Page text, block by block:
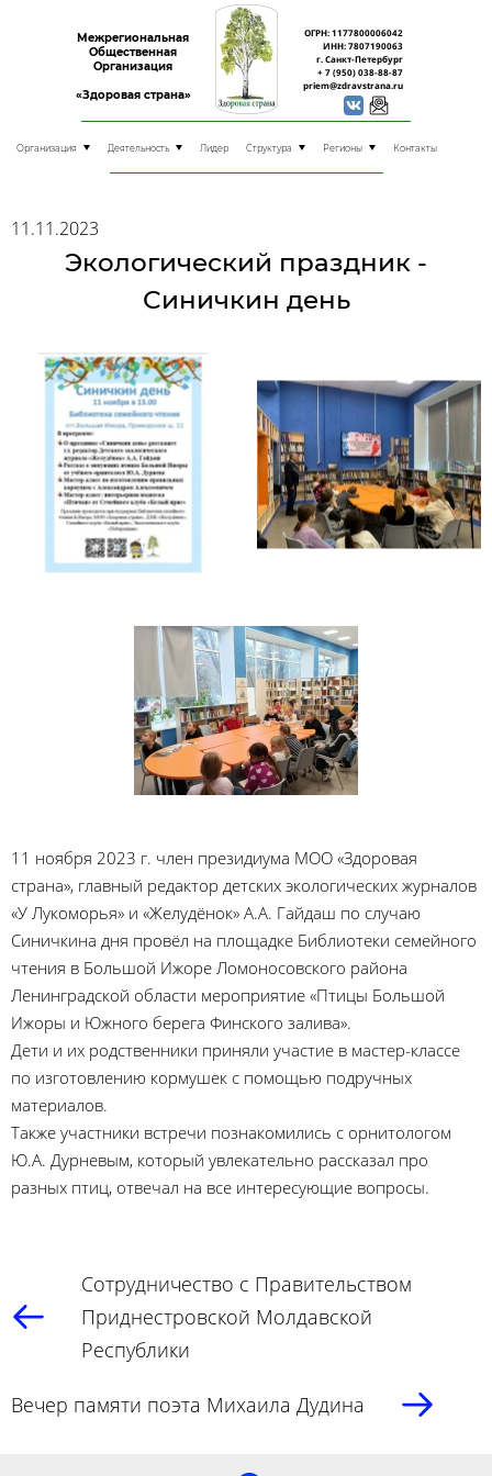
Межрегиональная
Общественная
Организация
«Здоровая страна»
ОГРН: 1177800006042
ИНН: 7807190063
г. Санкт-Петербург
+ 7 (950) 038-88-87
priem@zdravstrana.ru
Организация Деятельность Лидер Структура Регионы Контакты
11.11.2023
Экологический праздник -
Синичкин день
11 ноября 2023 г. член президиума МОО «Здоровая
страна», главный редактор детских экологических журналов
«У Лукоморья» и «Желудёнок» А.А. Гайдаш по случаю
Синичкина дня провёл на площадке Библиотеки семейного
чтения в Большой Ижоре Ломоносовского района
Ленинградской области мероприятие «Птицы Большой
Ижоры и Южного берега Финского залива».
Дети и их родственники приняли участие в мастер-классе
по изготовлению кормушек с помощью подручных
материалов.
Также участники встречи познакомились с орнитологом
Ю.А. Дурневым, который увлекательно рассказал про
разных птиц, отвечал на все интересующие вопросы.
Сотрудничество с Правительством
Приднестровской Молдавской
Республики
Вечер памяти поэта Михаила Дудина